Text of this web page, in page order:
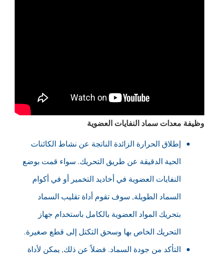
وظيفة معدات سماد النفايات العضوية
إطلاق الحرارة الزائدة الناتجة عن نشاط الكائنات
الحية الدقيقة عن طريق التحريك. سواء قمت بوضع
النفايات العضوية في أخاديد التخمير أو في أكوام
السماد الطويلة, سوف تقوم أداة تقليب السماد
بتحريك المواد العضوية بالكامل باستخدام جهاز
التحريك الخاص بها وسحق التكتل إلى قطع صغيرة.
التأكد من جودة السماد. فضلاً عن ذلك, يمكن لأداة